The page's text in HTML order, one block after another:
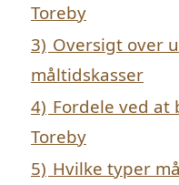
Toreby
3) Oversigt over
måltidskasser
4) Fordele ved at
Toreby
5) Hvilke typer